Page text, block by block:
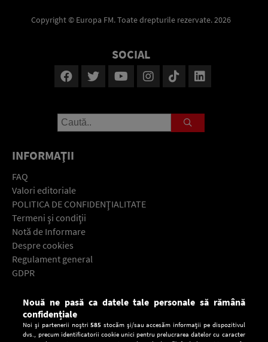
Copyright © Europa FM. Toate drepturile rezervate. 2026
SOCIAL
INFORMAŢII
FAQ
Valori editoriale
POLITICA DE CONFIDENŢIALITATE
Termeni şi condiţii
Notă de Informare
Despre cookies
Regulament general
GDPR
Descarcă gratuit aplicaţia Europa FM pentru smartphone:
Nouă ne pasă ca datele tale personale să rămână
confidențiale
Noi și partenerii noștri585 stocăm și/sau accesăm informații pe dispozitivul
dvs., precum identificatorii cookie unici pentru prelucrarea datelor cu caracter